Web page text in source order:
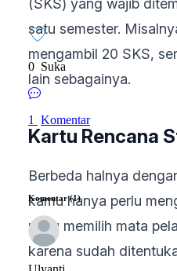
(SKS) yang wajib
satu semester.
mengambil 20 SKS,
lain sebagainya.
Kartu Rencana
Berbeda halnya
kamu hanya perlu
perlu memilih mata
karena sudah
0 Suka
1 Komentar
Komentar (1)